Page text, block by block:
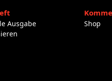
Ausgabe
Shop